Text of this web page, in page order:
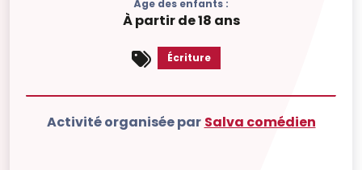
Âge des enfants :
À partir de 18 ans
Écriture
Activité organisée par Salva comédien